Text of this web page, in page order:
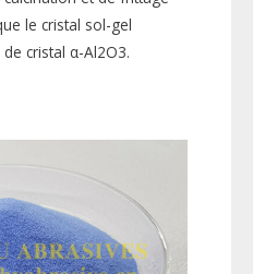
le cristal sol-gel
cristal α-Al2O3.